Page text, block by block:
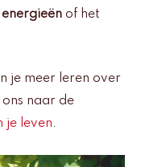
of het
je meer leren over
naar de
je leven.